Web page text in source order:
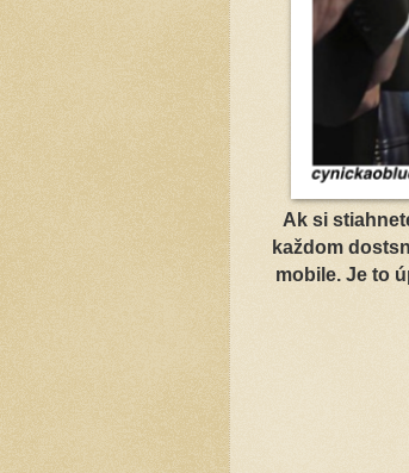
Ak si
každom
mobile. Je to